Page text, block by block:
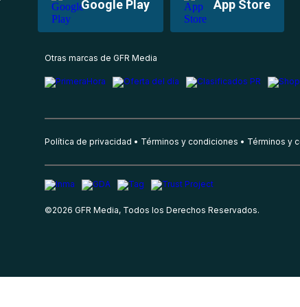
Google Play App Store
Otras marcas de GFR Media
Política de privacidad Términos y condiciones Términos y
©2026 GFR Media, Todos los Derechos Reservados.